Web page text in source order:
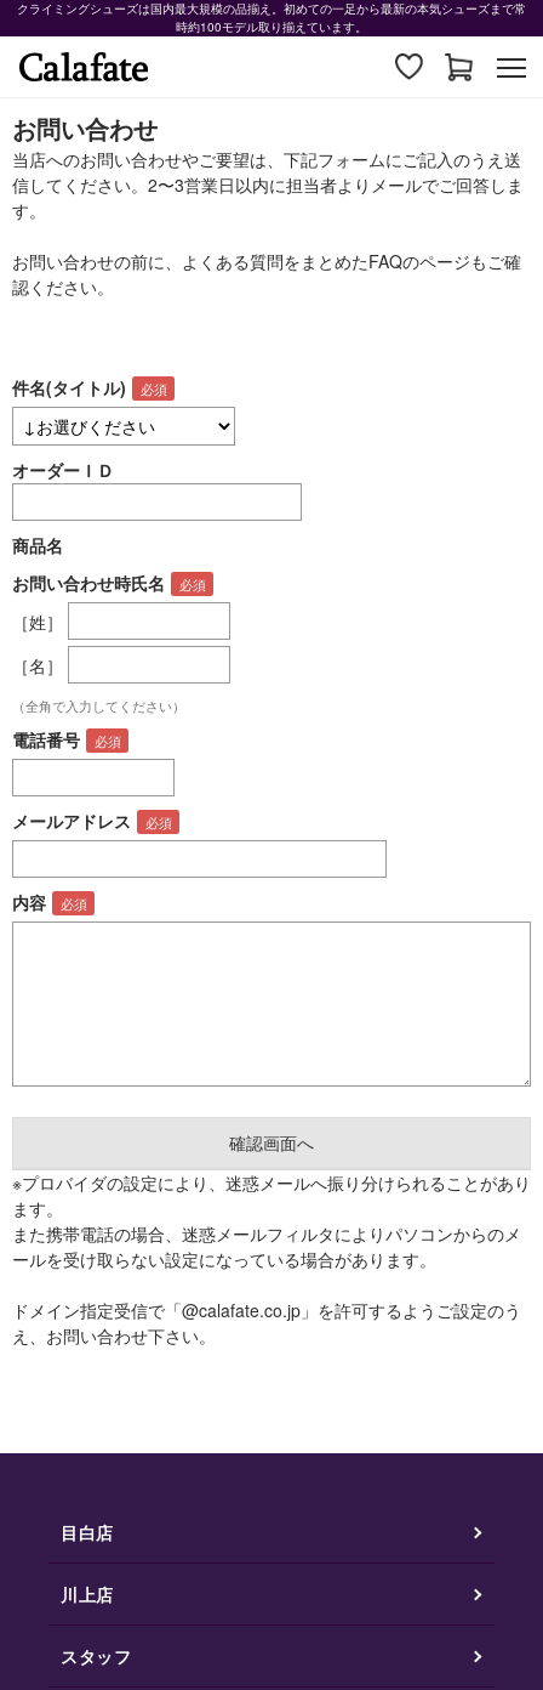
クライミングシューズは国内最大規模の品揃え。初めての一足から最新の本気シューズまで常
時約100モデル取り揃えています。
お問い合わせ
当店へのお問い合わせやご要望は、下記フォームにご記入のうえ送
信してください。2〜3営業日以内に担当者よりメールでご回答しま
す。
お問い合わせの前に、よくある質問をまとめたFAQのページもご確
認ください。
件名(タイトル)
オーダーＩＤ
商品名
お問い合わせ時氏名
［姓］
［名］
（全角で入力してください）
電話番号
メールアドレス
内容
※プロバイダの設定により、迷惑メールへ振り分けられることがあり
ます。
また携帯電話の場合、迷惑メールフィルタによりパソコンからのメ
ールを受け取らない設定になっている場合があります。
ドメイン指定受信で「@calafate.co.jp」を許可するようご設定のう
え、お問い合わせ下さい。
目白店
川上店
スタッフ